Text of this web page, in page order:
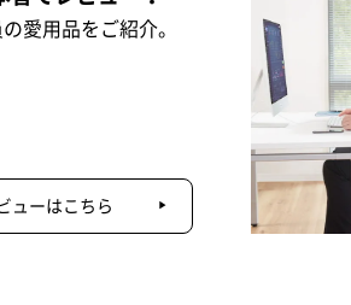
愛用品をご紹介。
ューはこちら